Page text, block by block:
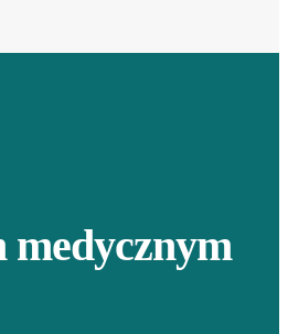
medycznym